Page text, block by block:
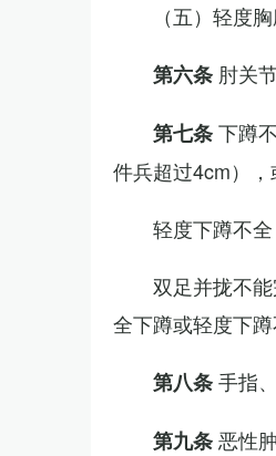
（五）轻度
第六条 肘关
第七条下蹲
件兵超过4cm），
轻度下蹲不
双足并拢不
全下蹲或轻度下
第八条手指
第九条恶性